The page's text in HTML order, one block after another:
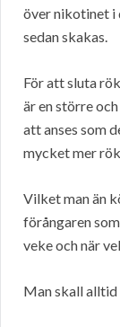
över nikotinet i
sedan skakas.
För att sluta
är en större
att anses som
mycket mer
Vilket man än
förångaren
veke och när
Man skall alltid